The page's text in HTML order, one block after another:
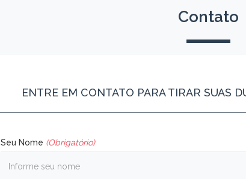
Contato
ENTRE EM CONTATO PARA TIRAR SUAS
Seu Nome (Obrigatório)